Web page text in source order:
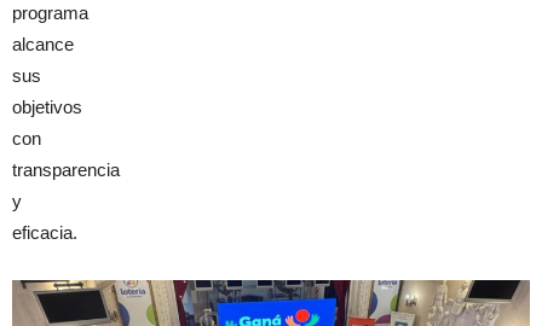
programa
alcance
sus
objetivos
con
transparencia
y
eficacia.